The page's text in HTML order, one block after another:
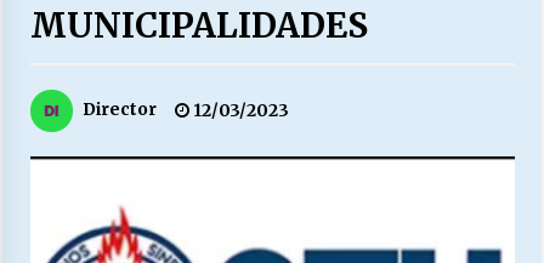
27/07/2026
LABORAL:
MUNICIPALIDADES
Director 12/03/2023